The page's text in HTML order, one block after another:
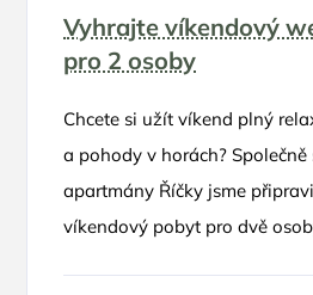
Vyhrajte víkendový
pro 2 osoby
Chcete si užít víkend plný
a pohody v horách? Společně
apartmány Říčky jsme
víkendový pobyt pro dvě